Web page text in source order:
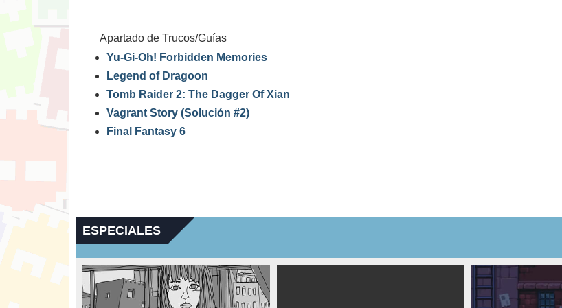
Apartado de Trucos/Guías
Yu-Gi-Oh! Forbidden Memories
Legend of Dragoon
Tomb Raider 2: The Dagger Of Xian
Vagrant Story (Solución #2)
Final Fantasy 6
ESPECIALES